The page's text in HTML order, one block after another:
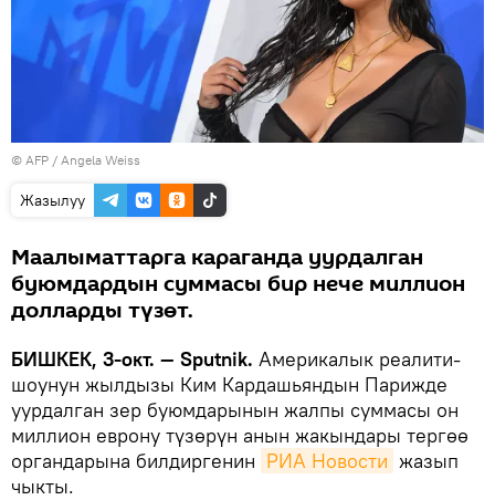
© AFP / Angela Weiss
Жазылуу
Маалыматтарга караганда уурдалган
буюмдардын суммасы бир нече миллион
долларды түзөт.
БИШКЕК, 3-окт. — Sputnik. Америкалык реалити-
шоунун жылдызы Ким Кардашьяндын Парижде
уурдалган зер буюмдарынын жалпы суммасы он
миллион еврону түзөрүн анын жакындары тергөө
органдарына билдиргенин РИА Новости жазып
чыкты.